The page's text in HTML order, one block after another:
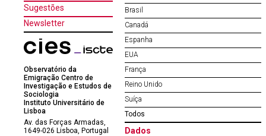
Sugestões
Newsletter
Observatório da
Emigração Centro de
Investigação e Estudos de
Sociologia
Instituto Universitário de
Lisboa
Av. das Forças Armadas,
1649-026 Lisboa, Portugal
Brasil
Canadá
Espanha
EUA
França
Reino Unido
Suíça
Todos
Dados